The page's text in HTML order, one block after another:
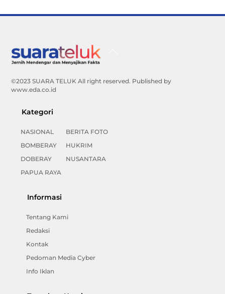
©2023 SUARA TELUK All right reserved. Published by
www.eda.co.id
Kategori
NASIONAL
BOMBERAY
DOBERAY
PAPUA RAYA
BERITA FOTO
HUKRIM
NUSANTARA
Informasi
Tentang Kami
Redaksi
Kontak
Pedoman Media Cyber
Info Iklan